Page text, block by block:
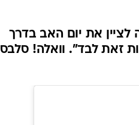
את יום האב בדרך
זאת לבד". וואלה! סלבס